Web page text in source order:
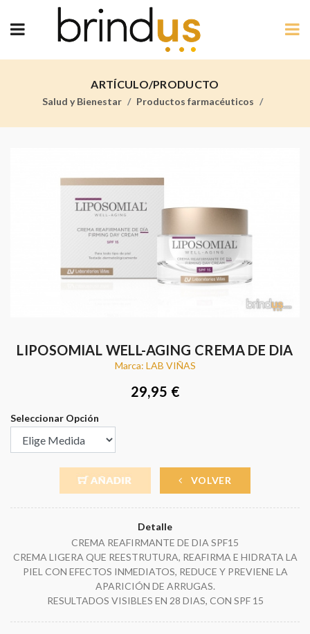
ARTÍCULO/PRODUCTO
Salud y Bienestar Productos farmacéuticos
LIPOSOMIAL WELL-AGING CREMA DE DIA
Marca: LAB VIÑAS
29,95 €
Seleccionar Opción
VOLVER
Detalle
CREMA REAFIRMANTE DE DIA SPF15
CREMA LIGERA QUE REESTRUTURA, REAFIRMA E HIDRATA LA
PIEL CON EFECTOS INMEDIATOS, REDUCE Y PREVIENE LA
APARICIÓN DE ARRUGAS.
RESULTADOS VISIBLES EN 28 DIAS, CON SPF 15